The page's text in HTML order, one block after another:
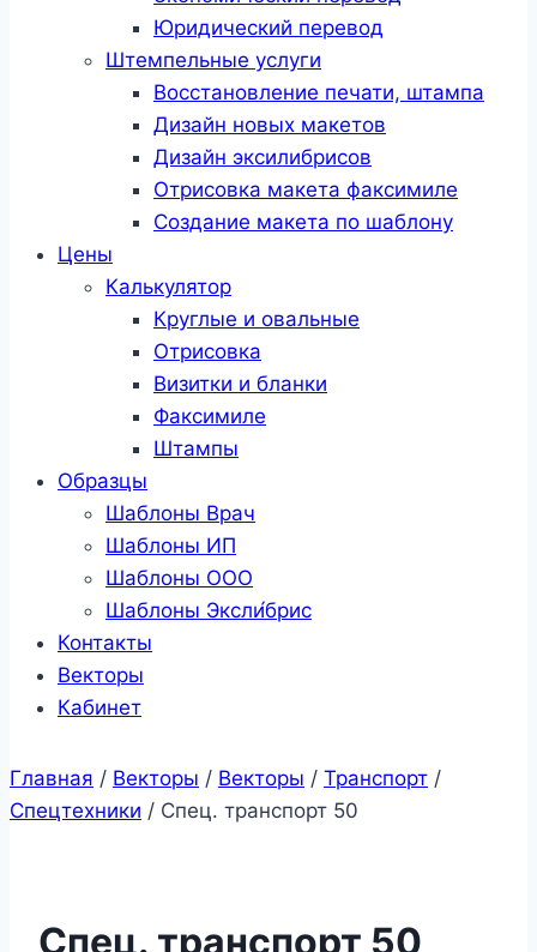
Юридический перевод
Штемпельные услуги
Восстановление печати, штампа
Дизайн новых макетов
Дизайн эксилибрисов
Отрисовка макета факсимиле
Создание макета по шаблону
Цены
Калькулятор
Круглые и овальные
Отрисовка
Визитки и бланки
Факсимиле
Штампы
Образцы
Шаблоны Врач
Шаблоны ИП
Шаблоны ООО
Шаблоны Эксли́брис
Контакты
Векторы
Кабинет
Главная / Векторы / Векторы / Транспорт /
Спецтехники / Спец. транспорт 50
Спец. транспорт 50